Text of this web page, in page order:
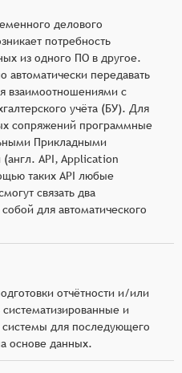
делового
потребность
из одного ПО в другое.
передавать
взаимоотношениями с
учёта (БУ). Для
сопряжений программные
Прикладными
API, Application
таких API любые
связать два
для автоматического
отчётности и/или
и
для последующего
основе данных.